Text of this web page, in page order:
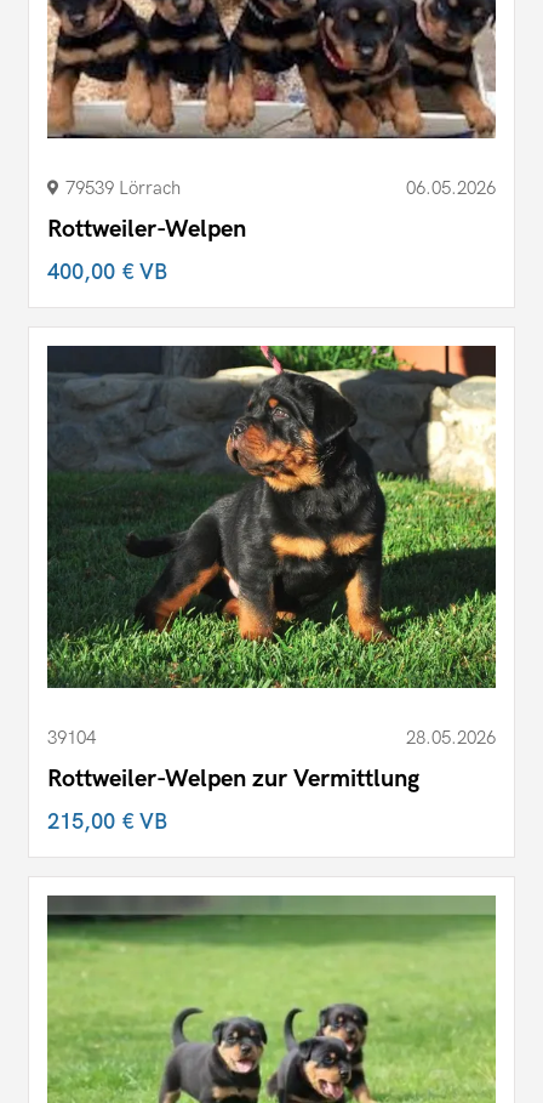
79539 Lörrach 06.05.2026
Rottweiler-Welpen
400,00 €VB
39104 28.05.2026
Rottweiler-Welpen zur Vermittlung
215,00 €VB